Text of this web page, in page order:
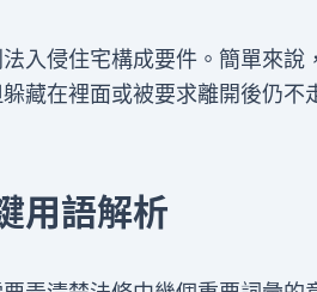
入侵住宅構成要件。簡單來
藏在裡面或被要求離開後仍不
用語解析